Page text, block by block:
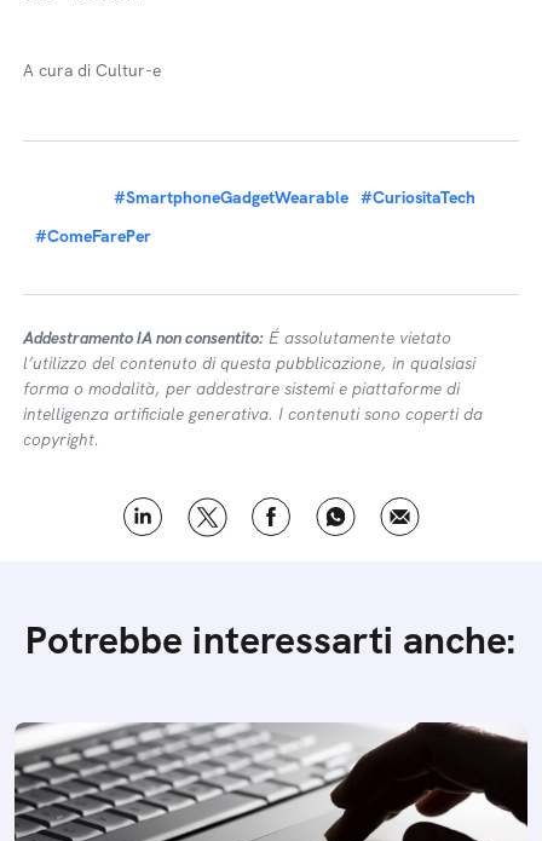
A cura di Cultur-e
#SmartphoneGadgetWearable #CuriositaTech
#ComeFarePer
Addestramento IA non consentito: É assolutamente vietato
l’utilizzo del contenuto di questa pubblicazione, in qualsiasi
forma o modalità, per addestrare sistemi e piattaforme di
intelligenza artificiale generativa. I contenuti sono coperti da
copyright.
Potrebbe interessarti anche: